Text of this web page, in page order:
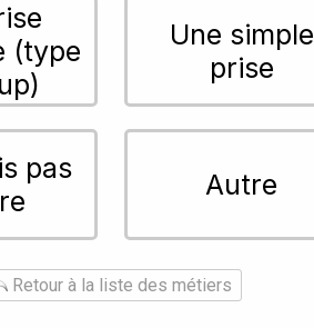
(type
Une simple
prise
pas
Autre
Retour à la liste des métiers